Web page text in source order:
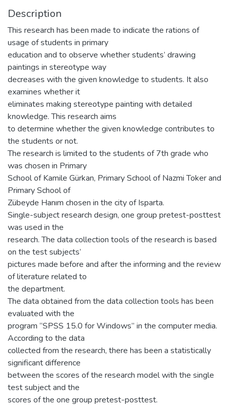
Description
This research has been made to indicate the rations of
usage of students in primary
education and to observe whether students’ drawing
paintings in stereotype way
decreases with the given knowledge to students. It also
examines whether it
eliminates making stereotype painting with detailed
knowledge. This research aims
to determine whether the given knowledge contributes to
the students or not.
The research is limited to the students of 7th grade who
was chosen in Primary
School of Kamile Gürkan, Primary School of Nazmi Toker and
Primary School of
Zübeyde Hanım chosen in the city of Isparta.
Single-subject research design, one group pretest-posttest
was used in the
research. The data collection tools of the research is based
on the test subjects’
pictures made before and after the informing and the review
of literature related to
the department.
The data obtained from the data collection tools has been
evaluated with the
program “SPSS 15.0 for Windows’’ in the computer media.
According to the data
collected from the research, there has been a statistically
significant difference
between the scores of the research model with the single
test subject and the
scores of the one group pretest-posttest.